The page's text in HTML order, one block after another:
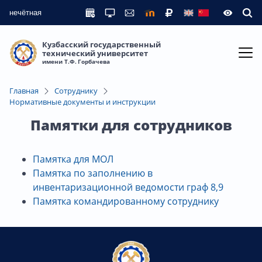
нечётная
Кузбасский государственный
технический университет
имени Т.Ф. Горбачева
Главная
Сотруднику
Нормативные документы и инструкции
Памятки для сотрудников
Памятка для МОЛ
Памятка по заполнению в
инвентаризационной ведомости граф 8,9
Памятка командированному сотруднику